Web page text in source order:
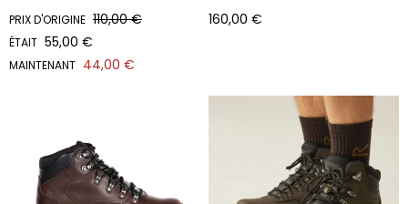
PRIX D'ORIGINE 110,00 €
ÉTAIT 55,00 €
MAINTENANT 44,00 €
160,00 €